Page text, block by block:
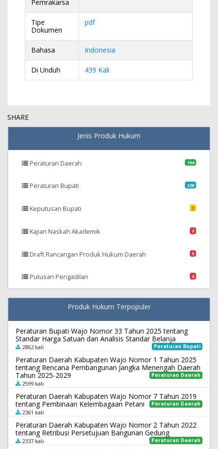
Pemrakarsa
Tipe
Dokumen
pdf
Bahasa Indonesia
Di Unduh 439 Kali
SHARE
Jenis Produk Hukum
Peraturan Daerah 194
Peraturan Bupati 228
Keputusan Bupati 1
Kajian Naskah Akademik 2
Draft Rancangan Produk Hukum Daerah 5
Putusan Pengadilan 3
Produk Hukum Terpopuler
Peraturan Bupati Wajo Nomor 33 Tahun 2025 tentang
Standar Harga Satuan dan Analisis Standar Belanja
Peraturan Bupati
2862 kali
Peraturan Daerah Kabupaten Wajo Nomor 1 Tahun 2025
tentang Rencana Pembangunan Jangka Menengah Daerah
Tahun 2025-2029
Peraturan Daerah
2599 kali
Peraturan Daerah Kabupaten Wajo Nomor 7 Tahun 2019
tentang Pembinaan Kelembagaan Petani
Peraturan Daerah
2361 kali
Peraturan Daerah Kabupaten Wajo Nomor 2 Tahun 2022
tentang Retribusi Persetujuan Bangunan Gedung
Peraturan Daerah
2337 kali